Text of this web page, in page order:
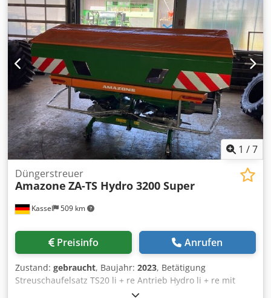
1 /7
Kassel 509 km
Düngerstreuer
Amazone ZA-TS Hydro 3200 Super
Preisinfo Anrufen
Zustand: gebraucht, Baujahr: 2023, Betätigung
Streuschaufelsatz TS20 li + re Antrieb Hydro li + re mit
Auto TS / und FlowControl Hauptscheibe li + re m AutoTS